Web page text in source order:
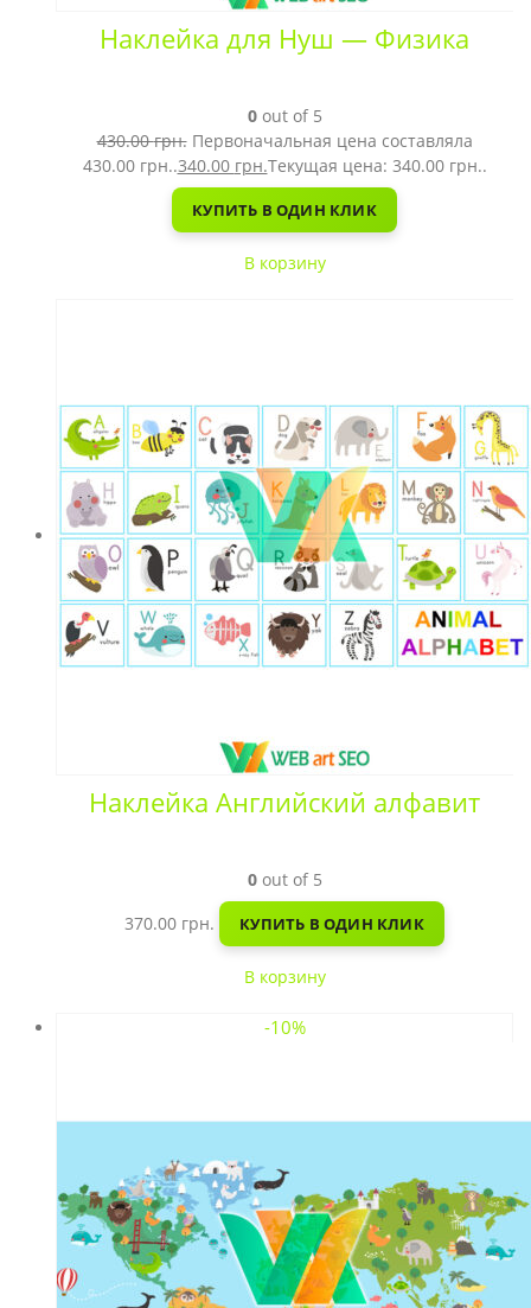
Наклейка для Нуш — Физика
0out of 5
430.00грн. Первоначальная цена составляла
430.00 грн..340.00 грн.Текущая цена: 340.00 грн..
КУПИТЬ В ОДИН КЛИК
В корзину
Наклейка Английский алфавит
0out of 5
370.00 грн. КУПИТЬ В ОДИН КЛИК
В корзину
-10%